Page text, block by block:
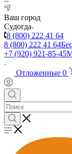
Ваш город
Судогда
8 (800) 222 41 64
8 (800) 222 41 64
+7 (920) 921-85-45
Отложенные 0